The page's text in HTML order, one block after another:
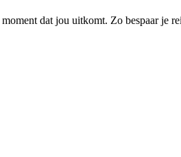
dat jou uitkomt. Zo bespaar je